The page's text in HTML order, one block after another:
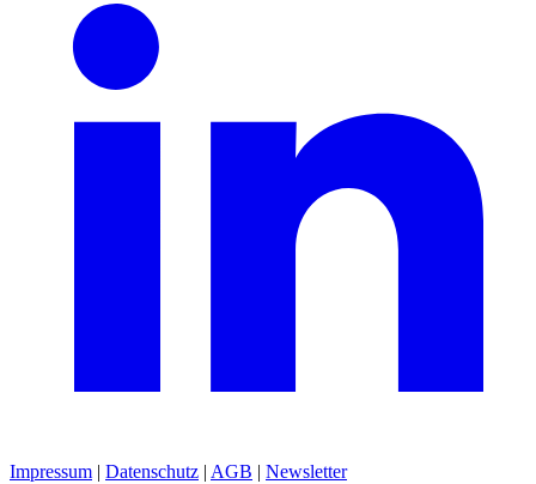
Impressum | Datenschutz | AGB | Newsletter